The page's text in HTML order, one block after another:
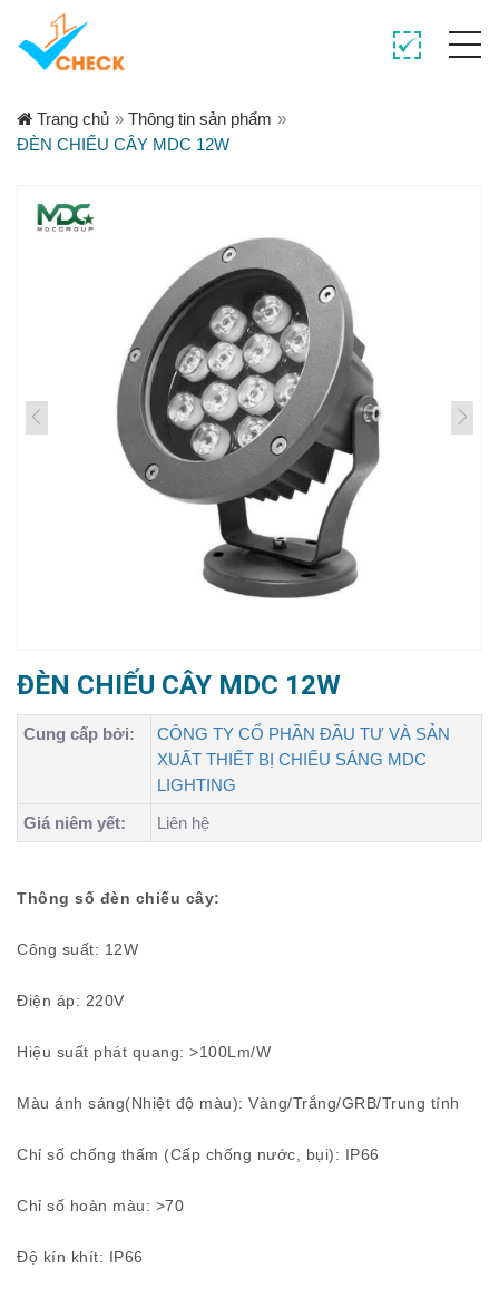
Trang chủ » Thông tin sản phẩm »
ĐÈN CHIẾU CÂY MDC 12W
ĐÈN CHIẾU CÂY MDC 12W
Cung cấp bởi:
CÔNG TY CỔ PHẦN ĐẦU TƯ VÀ SẢN
XUẤT THIẾT BỊ CHIẾU SÁNG MDC
LIGHTING
Giá niêm yết:
Liên hệ
Thông số đèn chiếu cây:
Công suất: 12W
Điện áp: 220V
Hiệu suất phát quang: >100Lm/W
Màu ánh sáng(Nhiệt độ màu): Vàng/Trắng/GRB/Trung tính
Chỉ số chống thấm (Cấp chống nước, bụi): IP66
Chỉ số hoàn màu: >70
Độ kín khít: IP66